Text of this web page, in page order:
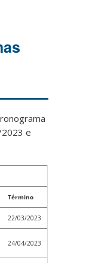
e
Término
22/03/2023
24/04/2023